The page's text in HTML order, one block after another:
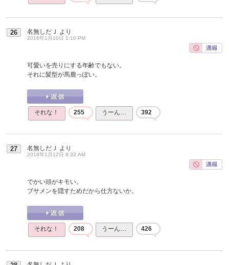
26 名無しだＪ より
2016年1月10日 1:10 PM
可愛いを売りにする年齢でもない。
それに髪型が馬鹿っぽい。
それな！ 255 うーん… 392
27 名無しだＪ より
2016年1月12日 8:32 AM
でかい頭がキモい。
ブサメンを隠すためだから仕方ないか。
それな！ 208 うーん… 426